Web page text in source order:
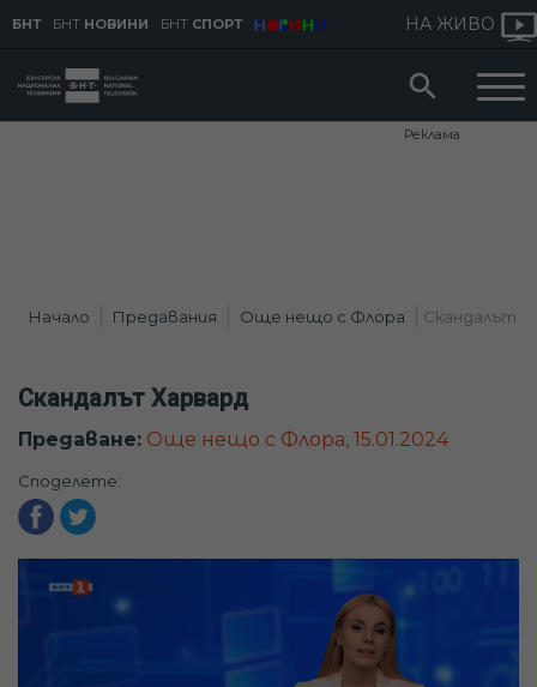
БНТ БНТ НОВИНИ БНТ СПОРТ НА ЖИВО
Реклама
Начало Предавания Още нещо с Флора Скандалът
Скандалът Харвард
Предаване: Още нещо с Флора, 15.01.2024
Споделете: